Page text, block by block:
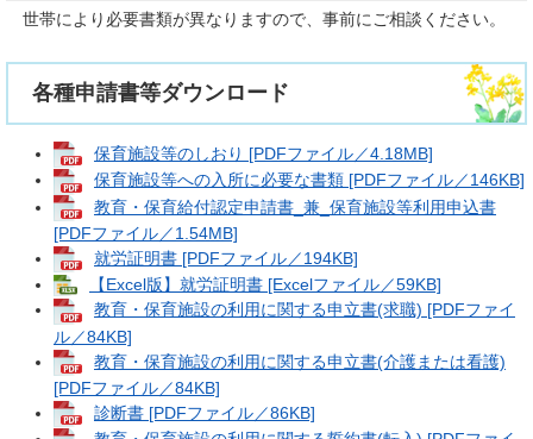
世帯により必要書類が異なりますので、事前にご相談ください。
各種申請書等ダウンロード
保育施設等のしおり [PDFファイル／4.18MB]
保育施設等への入所に必要な書類 [PDFファイル／146KB]
教育・保育給付認定申請書_兼_保育施設等利用申込書
[PDFファイル／1.54MB]
就労証明書 [PDFファイル／194KB]
【Excel版】就労証明書 [Excelファイル／59KB]
教育・保育施設の利用に関する申立書(求職) [PDFファイ
ル／84KB]
教育・保育施設の利用に関する申立書(介護または看護)
[PDFファイル／84KB]
診断書 [PDFファイル／86KB]